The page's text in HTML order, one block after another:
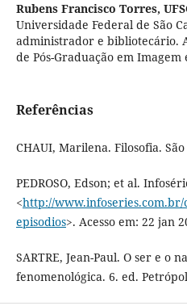
Rubens Francisco Torres,
Universidade Federal de São
administrador e bibliotecário.
de Pós-Graduação em Imagem
Referências
CHAUI, Marilena. Filosofia.
PEDROSO, Edson; et al.
<http://
episodios>. Acesso em: 22 jan
SARTRE, Jean-Paul. O ser e o
fenomenológica. 6. ed.